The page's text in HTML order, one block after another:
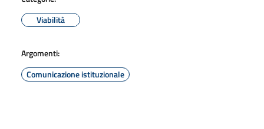
Viabilità
Argomenti:
Comunicazione istituzionale